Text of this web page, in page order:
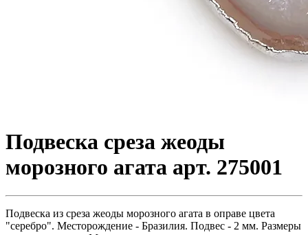
Подвеска среза жеоды
морозного агата арт. 275001
Подвеска из среза жеоды морозного агата в оправе цвета
"серебро". Месторождение - Бразилия. Подвес - 2 мм. Размеры